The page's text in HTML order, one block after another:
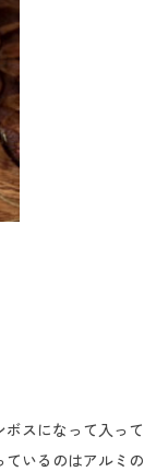
スになって入って
いるのはアルミの